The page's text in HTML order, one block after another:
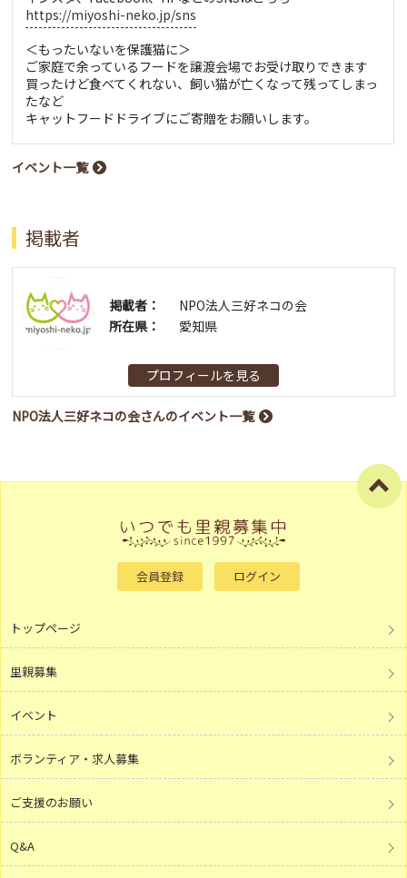
https://miyoshi-neko.jp/sns
＜もったいないを保護猫に＞
ご家庭で余っているフードを譲渡会場でお受け取りできます
買ったけど食べてくれない、飼い猫が亡くなって残ってしまっ
たなど
キャットフードドライブにご寄贈をお願いします。
イベント一覧
掲載者
掲載者：
NPO法人三好ネコの会
所在県：
愛知県
プロフィールを見る
NPO法人三好ネコの会さんのイベント一覧
会員登録 ログイン
トップページ
里親募集
イベント
ボランティア・求人募集
ご支援のお願い
Q&A